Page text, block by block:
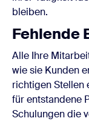
bleiben.
Fehlende
Alle Ihre
wie sie Kunden
richtigen Stellen
für entstandene
Schulungen die